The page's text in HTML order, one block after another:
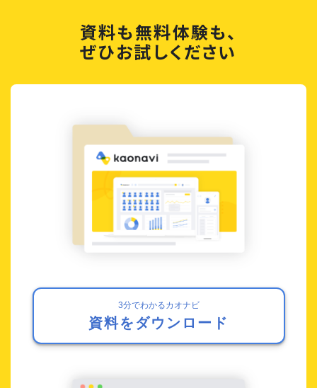
資料も無料体験も、
ぜひお試しください
3分でわかるカオナビ
資料をダウンロード